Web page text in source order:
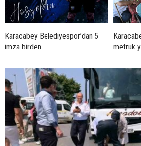
Karacabey Belediyespor’dan 5
imza birden
metruk